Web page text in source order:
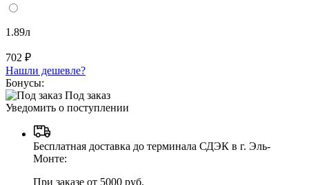
1.89л
702 ₽
Нашли дешевле?
Бонусы:
Под заказ
Уведомить о поступлении
Бесплатная доставка до терминала СДЭК в г. Эль-
Монте:
При заказе от 5000 руб.